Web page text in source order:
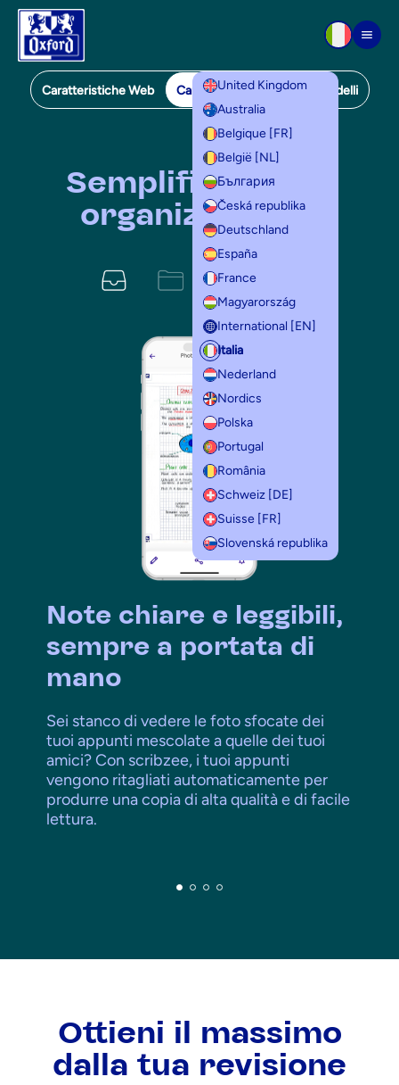
Vai al contenuto
United Kingdom
Australia
Belgique [FR]
België [NL]
България
Česká republika
Deutschland
España
France
Magyarország
International [EN]
Italia
Nederland
Nordics
Polska
Portugal
România
Schweiz [DE]
Suisse [FR]
Slovenská republika
Caratteristiche Web Caratteristiche Mobili Modelli
Mobile Features
Semplifica la tua
organizzazione
Note chiare e leggibili,
sempre a portata di
mano
Sei stanco di vedere le foto sfocate dei
tuoi appunti mescolate a quelle dei tuoi
amici? Con scribzee, i tuoi appunti
vengono ritagliati automaticamente per
produrre una copia di alta qualità e di facile
lettura.
Ottieni il massimo
dalla tua revisione